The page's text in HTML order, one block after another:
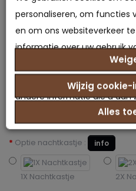
Model: OBX-9503926467328
Beschikbaarheid: Op voorraad
Maat selecteren
Optie nachtkastje : info
1X Nachtkastje 2X
personaliseren, om functies
en om ons websiteverkeer
informatie over uw gebruik
partners voor social media,
partners kunnen deze
andere informatie die u aan
hebben verzameld op basis
services.
Wijzig
Alles